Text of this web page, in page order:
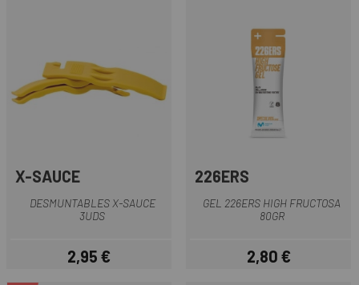
X-SAUCE
DESMUNTABLES X-SAUCE
3UDS
Preu
2,95 €
226ERS
GEL 226ERS HIGH FRUCTOSA
80GR
Preu
2,80 €